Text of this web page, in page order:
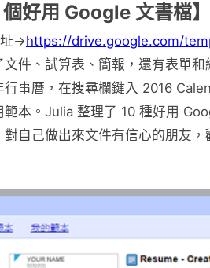
個好用 Google 文書檔】
→https://drive.google.com/
件、試算表、簡報，還有表單
事曆，在搜尋欄鍵入 2016
本。Julia 整理了 10 種好用
自己做出來文件有信心的朋友